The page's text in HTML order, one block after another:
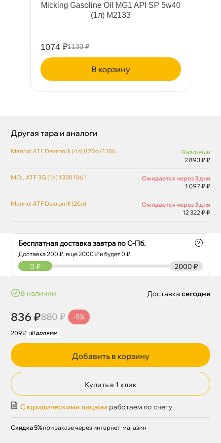
Micking Gasoline Oil MG1 API SP 5w40
(1л) M2133
1074 ₽1130 ₽
корзину
Бесплатная доставка завтра по С-Пб.
Доставка200 ₽, еще2000 ₽ и будет 0 ₽
?
2000 ₽
0 ₽
наличии
836 ₽880 ₽ -5%
209 ₽
Доставка сегодня
Добавить в корзину
Купить в 1 клик
С юридическими лицами работаем по счету
Скидка 5% при заказе через интернет-магазин
Другая тара и аналоги
Mannol ATF Dexron III (4л) 8206/1356
наличии
2 893 ₽ ₽
MOL ATF 3G (1л) 13301061
Ожидается через 3 дня
1 097 ₽ ₽
Mannol ATF Dexron III (20л)
Ожидается через 3 дня
12 322 ₽ ₽